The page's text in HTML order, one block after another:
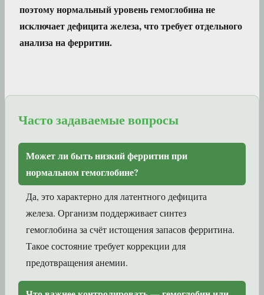
поэтому нормальный уровень гемоглобина не
исключает дефицита железа, что требует отдельного
анализа на ферритин.
Часто задаваемые вопросы
Может ли быть низкий ферритин при
нормальном гемоглобине?
Да, это характерно для латентного дефицита
железа. Организм поддерживает синтез
гемоглобина за счёт истощения запасов ферритина.
Такое состояние требует коррекции для
предотвращения анемии.